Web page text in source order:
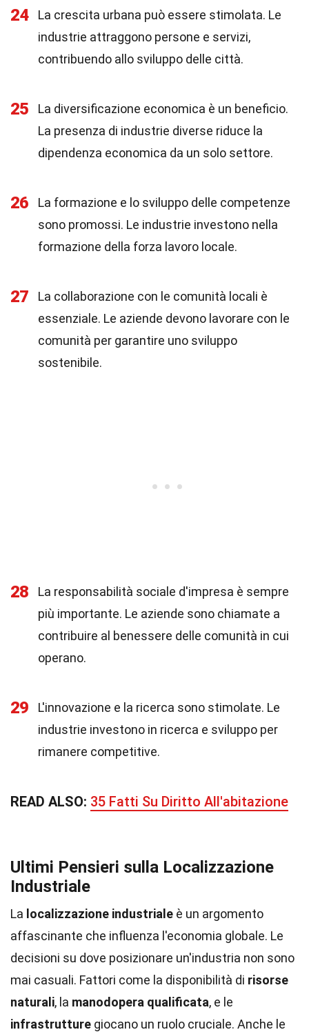
24
La crescita urbana può essere stimolata. Le
industrie attraggono persone e servizi,
contribuendo allo sviluppo delle città.
25
La diversificazione economica è un beneficio.
La presenza di industrie diverse riduce la
dipendenza economica da un solo settore.
26
La formazione e lo sviluppo delle competenze
sono promossi. Le industrie investono nella
formazione della forza lavoro locale.
27
La collaborazione con le comunità locali è
essenziale. Le aziende devono lavorare con le
comunità per garantire uno sviluppo
sostenibile.
28
La responsabilità sociale d'impresa è sempre
più importante. Le aziende sono chiamate a
contribuire al benessere delle comunità in cui
operano.
29
L'innovazione e la ricerca sono stimolate. Le
industrie investono in ricerca e sviluppo per
rimanere competitive.
READ ALSO: 35 Fatti Su Diritto All'abitazione
Ultimi Pensieri sulla Localizzazione
Industriale
La localizzazione industriale è un argomento
affascinante che influenza l'economia globale. Le
decisioni su dove posizionare un'industria non sono
mai casuali. Fattori come la disponibilità di risorse
naturali, la manodopera qualificata, e le
infrastrutture giocano un ruolo cruciale. Anche le